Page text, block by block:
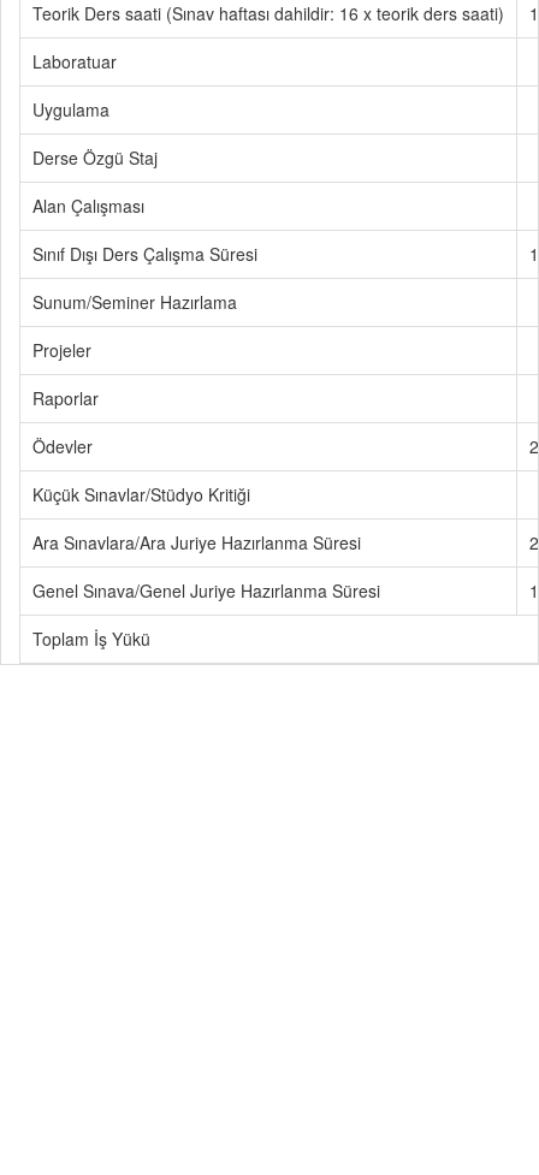
Teorik Ders saati (Sınav haftası dahildir: 16 x teorik ders saati)
Laboratuar
Uygulama
Derse Özgü Staj
Alan Çalışması
Sınıf Dışı Ders Çalışma Süresi
Sunum/Seminer Hazırlama
Projeler
Raporlar
Ödevler
2
Küçük Sınavlar/Stüdyo Kritiği
Ara Sınavlara/Ara Juriye Hazırlanma Süresi
2
Genel Sınava/Genel Juriye Hazırlanma Süresi
1
Toplam İş Yükü